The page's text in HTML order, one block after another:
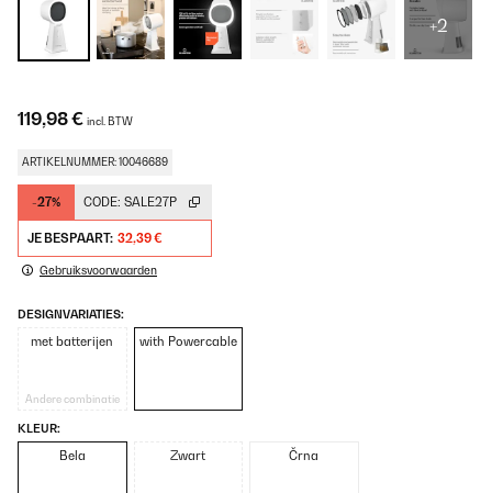
+2
119,98 € incl. BTW
ARTIKELNUMMER: 10046689
-27% CODE: SALE27P
JE BESPAART: 32,39 €
Gebruiksvoorwaarden
DESIGNVARIATIES:
met batterijen
Andere combinatie
with Powercable
KLEUR:
Bela Zwart Črna